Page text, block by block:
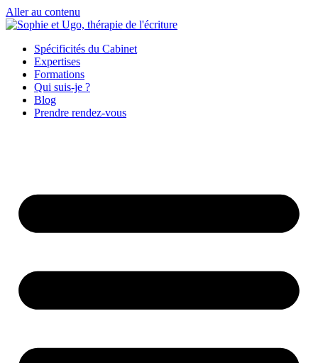
Aller au contenu
Spécificités du Cabinet
Expertises
Formations
Qui suis-je ?
Blog
Prendre rendez-vous